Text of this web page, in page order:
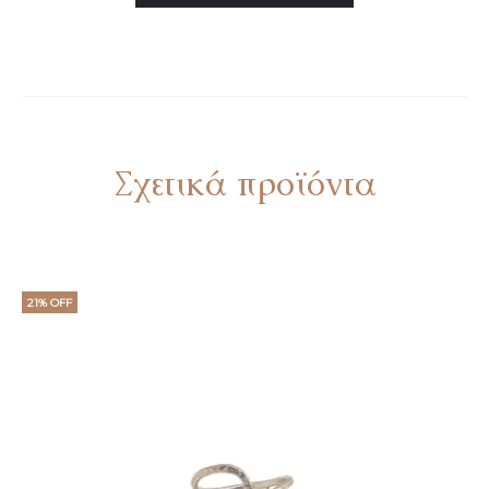
Σχετικά προϊόντα
21% OFF